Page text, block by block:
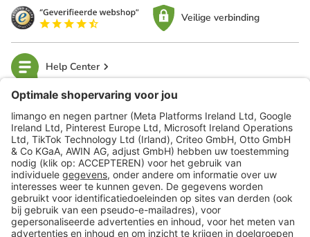
Veilige verbinding
Help Center
limango
Veilig winkelen
Klantenservice
Shop